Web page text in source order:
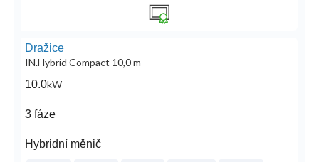
Dražice
IN.Hybrid Compact 10,0 m
10.0kW
3 fáze
Hybridní měnič